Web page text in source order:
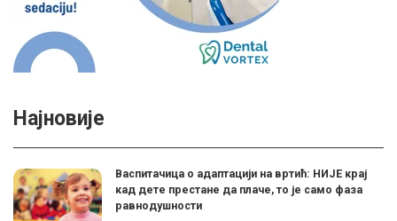
Најновије
Васпитачица о адаптацији на вртић: НИЈЕ крај
кад дете престане да плаче, то је само фаза
равнодушности